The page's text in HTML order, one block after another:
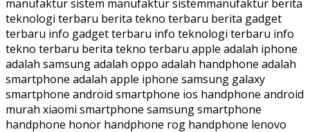
manufaktur sistem manufaktur sistemmanufaktur berita
teknologi terbaru berita tekno terbaru berita gadget
terbaru info gadget terbaru info teknologi terbaru info
tekno terbaru berita tekno terbaru apple adalah iphone
adalah samsung adalah oppo adalah handphone adalah
smartphone adalah apple iphone samsung galaxy
smartphone android smartphone ios handphone android
murah xiaomi smartphone samsung smartphone
handphone honor handphone rog handphone lenovo